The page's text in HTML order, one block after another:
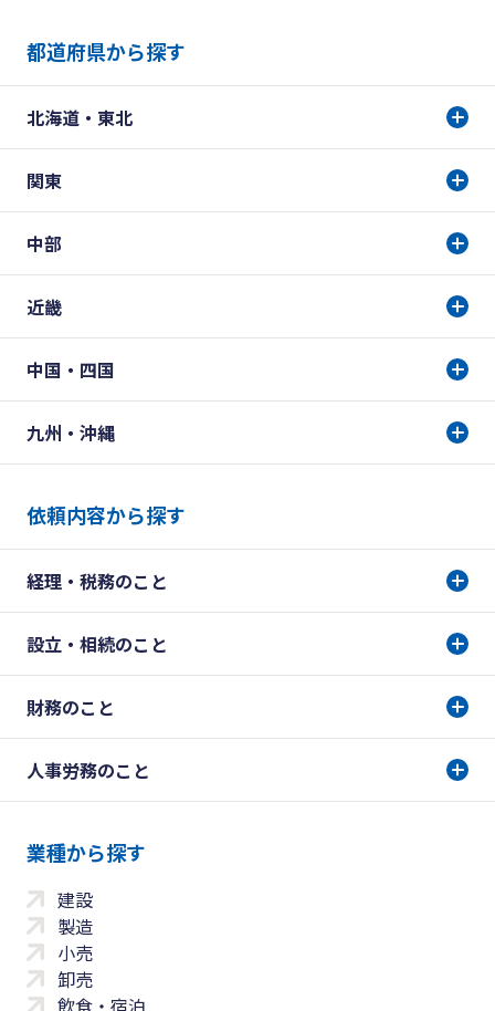
都道府県から探す
北海道・東北
関東
中部
近畿
中国・四国
九州・沖縄
依頼内容から探す
経理・税務のこと
設立・相続のこと
財務のこと
人事労務のこと
業種から探す
建設
製造
小売
卸売
飲食・宿泊